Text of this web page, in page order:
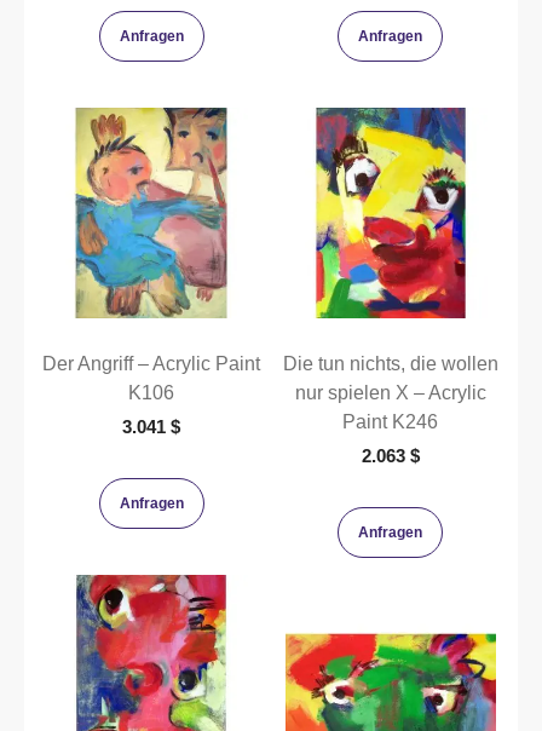
Anfragen Anfragen
Der Angriff – Acrylic Paint
K106
3.041$
Anfragen
Die tun nichts, die wollen
nur spielen X – Acrylic
Paint K246
2.063 $
Anfragen